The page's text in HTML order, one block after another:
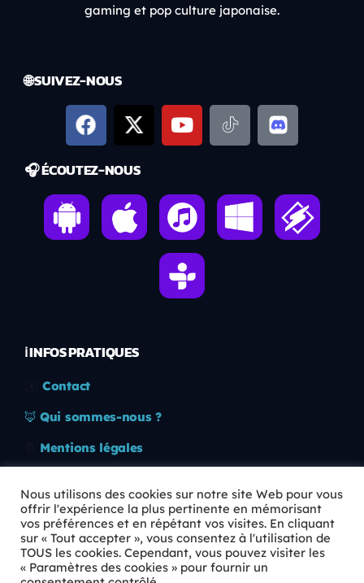
gaming et pop culture japonaise.
🌐 SUIVEZ-NOUS
🎧 ÉCOUTEZ-NOUS
ℹ️ INFOS PRATIQUES
Contact
🦊 Qui sommes-nous ?
Mentions légales
🛡️ RGPD
Copyright © 2026 Animkids. Tous droits réservés.
Nous utilisons des cookies sur notre site Web pour vous
offrir l'expérience la plus pertinente en mémorisant
vos préférences et en répétant vos visites. En cliquant
sur « Tout accepter », vous consentez à l'utilisation de
TOUS les cookies. Cependant, vous pouvez visiter les
« Paramètres des cookies » pour fournir un